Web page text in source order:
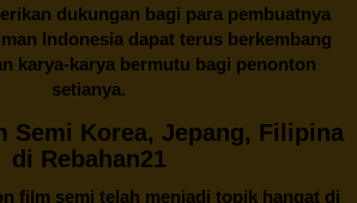
dukungan bagi para pembuatnya
Indonesia dapat terus berkembang
karya-karya bermutu bagi penonton
setianya.
Semi Korea, Jepang, Filipina
di Rebahan21
film semi telah menjadi topik hangat di